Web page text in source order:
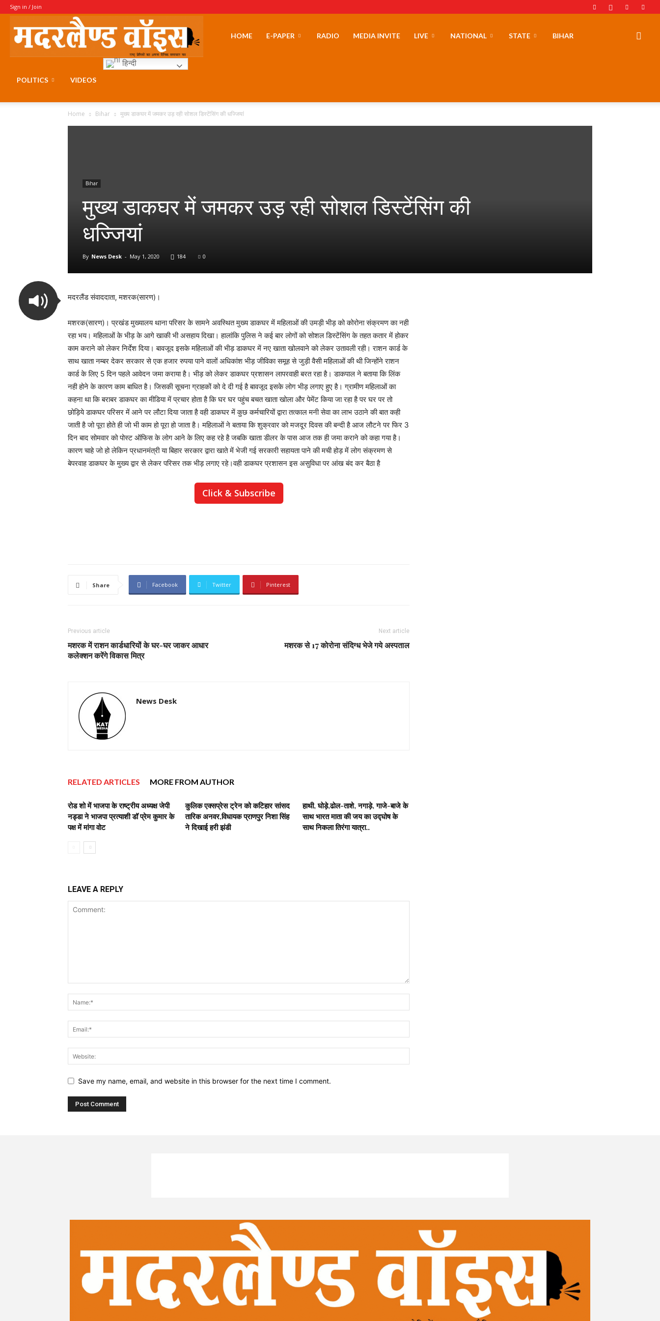
Sign in / Join
MotherLandHOME E-PAPER RADIO MEDIA INVITE LIVE NATIONAL STATE BIHAR
POLITICS VIDEOS
हिन्दी
Home Bihar मुख्य डाकघर में जमकर उड़ रही सोशल डिस्टेंसिंग की धज्जियां
Bihar
मुख्य डाकघर में जमकर उड़ रही सोशल डिस्टेंसिंग की
धज्जियां
By News Desk - May 1, 2020 184 0
मदरलैंड संवाददाता, मशरक(सारण)।
मशरक(सारण)। प्रखंड मुख्यालय थाना परिसर के सामने अवस्थित मुख्य डाकघर में महिलाओं की उमड़ी भीड़ को कोरोना संक्रमण का नही
रहा भय। महिलाओं के भीड़ के आगे खाकी भी असहाय दिखा। हालांकि पुलिस ने कई बार लोगों को सोशल डिस्टेंसिंग के तहत कतार में होकर
काम कराने को लेकर निर्देश दिया। बावजूद इसके महिलाओं की भीड़ डाकघर में नए खाता खोलवाने को लेकर उतावली रही। राशन कार्ड के
साथ खाता नम्बर देकर सरकार से एक हजार रुपया पाने वालों अधिकांश भीड़ जीविका समूह से जुड़ी वैसी महिलाओं की थी जिन्होंने राशन
कार्ड के लिए 5 दिन पहले आवेदन जमा कराया है। भीड़ को लेकर डाकघर प्रशासन लापरवाही बरत रहा है। डाकपाल ने बताया कि लिंक
नही होने के कारण काम बाधित है। जिसकी सूचना ग्राहकों को दे दी गई है बावजूद इसके लोग भीड़ लगाए हुए है। ग्रामीण महिलाओं का
कहना था कि बराबर डाकघर का मीडिया में प्रचार होता है कि घर घर पहुंच बचत खाता खोला और पेमेंट किया जा रहा है पर घर पर तो
छोड़िये डाकघर परिसर में आने पर लौटा दिया जाता है वही डाकघर में कुछ कर्मचारियों द्वारा तत्काल मनी सेवा का लाभ उठाने की बात कही
जाती है जो पूरा होते ही जो भी काम हो पूरा हो जाता है। महिलाओं ने बताया कि शुक्रवार को मजदूर दिवस की बन्दी है आज लौटने पर फिर 3
दिन बाद सोमवार को पोस्ट ऑफिस के लोग आने के लिए कह रहे है जबकि खाता डीलर के पास आज तक ही जमा कराने को कहा गया है।
कारण चाहे जो हो लेकिन प्रधानमंत्री या बिहार सरकार द्वारा खाते में भेजी गई सरकारी सहायता पाने की मची होड़ में लोग संक्रमण से
बेपरवाह डाकघर के मुख्य द्वार से लेकर परिसर तक भीड़ लगाए रहे।वही डाकघर प्रशासन इस असुविधा पर आंख बंद कर बैठा है
Click & Subscribe
Share Facebook Twitter Pinterest
Previous article
मशरक में राशन कार्डधारियों के घर-घर जाकर आधार
कलेक्शन करेंगे विकास मित्र
Next article
मशरक से 17 काेरोना संदिग्ध भेजे गये अस्पताल
News Desk
RELATED ARTICLES MORE FROM AUTHOR
रोड शो में भाजपा के राष्ट्रीय अध्यक्ष जेपी
नड्डा ने भाजपा प्रत्याशी डॉ प्रेम कुमार के
पक्ष में मांगा वोट
कुलिक एक्सप्रेस ट्रेन को कटिहार सांसद
तारिक अनवर,विधायक प्राणपुर निशा सिंह
ने दिखाई हरी झंडी
हाथी, घोड़े,ढोल-ताशे, नगाड़े, गाजे-बाजे के
साथ भारत माता की जय का उद्घोष के
साथ निकला तिरंगा यात्रा..
LEAVE A REPLY
Save my name, email, and website in this browser for the next time I comment.